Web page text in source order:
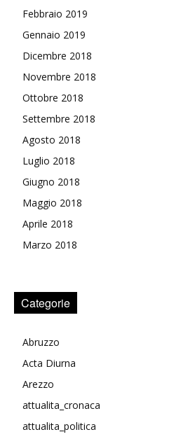
Febbraio 2019
Gennaio 2019
Dicembre 2018
Novembre 2018
Ottobre 2018
Settembre 2018
Agosto 2018
Luglio 2018
Giugno 2018
Maggio 2018
Aprile 2018
Marzo 2018
Categorie
Abruzzo
Acta Diurna
Arezzo
attualita_cronaca
attualita_politica